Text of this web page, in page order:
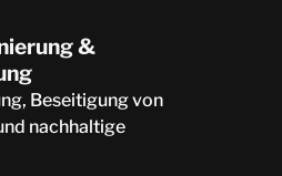
&
Beseitigung von
nachhaltige